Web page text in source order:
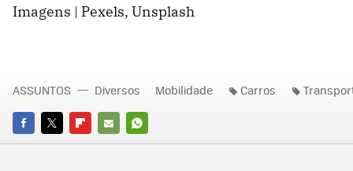
Imagens | Pexels, Unsplash
FACEBOOK
TWITTERFLIPBOARD
E-
WHATSAPP
ASSUNTOS Diversos Mobilidade Carros